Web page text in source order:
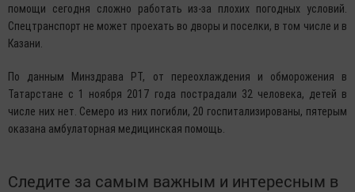
помощи сегодня сложно работать из-за плохих погодных условий.
Спецтранспорт не может проехать во дворы и поселки, в том числе и в
Казани.
По данным Минздрава РТ, от переохлаждения и обморожения в
Татарстане с 1 ноября 2017 года пострадали 32 человека, детей в
числе них нет. Семеро из них погибли, 20 госпитализированы, пятерым
оказана амбулаторная медицинская помощь.
Следите за самым важным и интересным в